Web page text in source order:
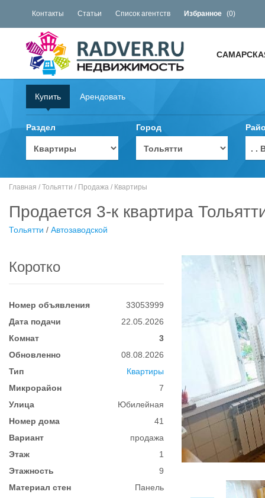
Контакты Статьи Список агентств Избранное (0)
Купить Арендовать
Раздел Город
. .
Главная / Тольятти / Продажа / Квартиры
Продается 3-к квартира
Тольятти / Автозаводской
Коротко
Номер объявления
33053999
Дата подачи
22.05.2026
Комнат
3
Обновленно
08.08.2026
Тип
Квартиры
Микрорайон
7
Улица
Юбилейная
Номер дома
41
Вариант
продажа
Этаж
1
Этажность
9
Материал стен
Панель